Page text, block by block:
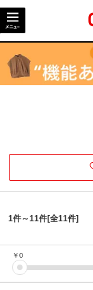
1件～11件[全11件]
￥0